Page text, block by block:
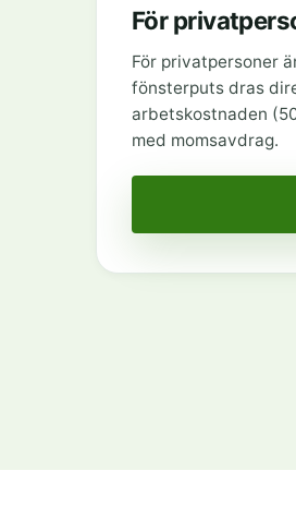
För
För privatpersoner
fönsterputs dras
arbetskostnaden
med momsavdrag.